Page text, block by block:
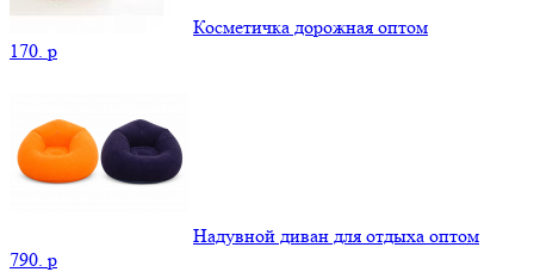
Косметичка дорожная оптом
170. p
Надувной диван для отдыха оптом
790. p